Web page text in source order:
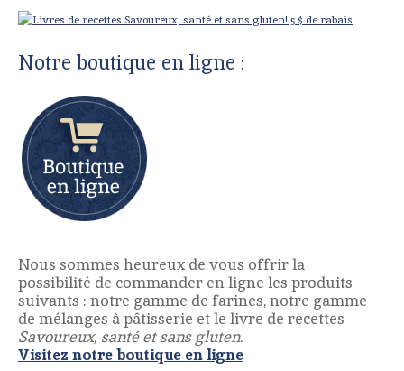
Notre boutique en ligne :
Nous sommes heureux de vous offrir la
possibilité de commander en ligne les produits
suivants : notre gamme de farines, notre gamme
de mélanges à pâtisserie et le livre de recettes
Savoureux, santé et sans gluten.
Visitez notre boutique en ligne